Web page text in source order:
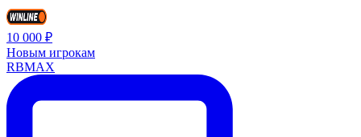
10 000 ₽
Новым игрокам
RBMAX